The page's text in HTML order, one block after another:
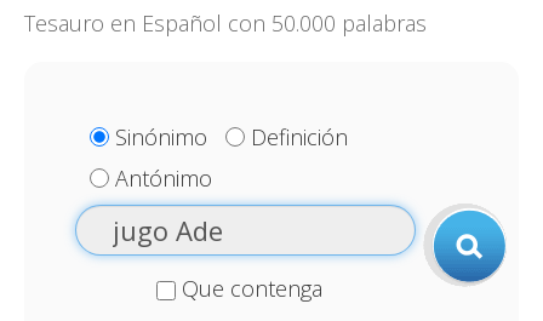
Tesauro en Español con 50.000 palabras
Sinónimo
Definición
Antónimo
Que contenga